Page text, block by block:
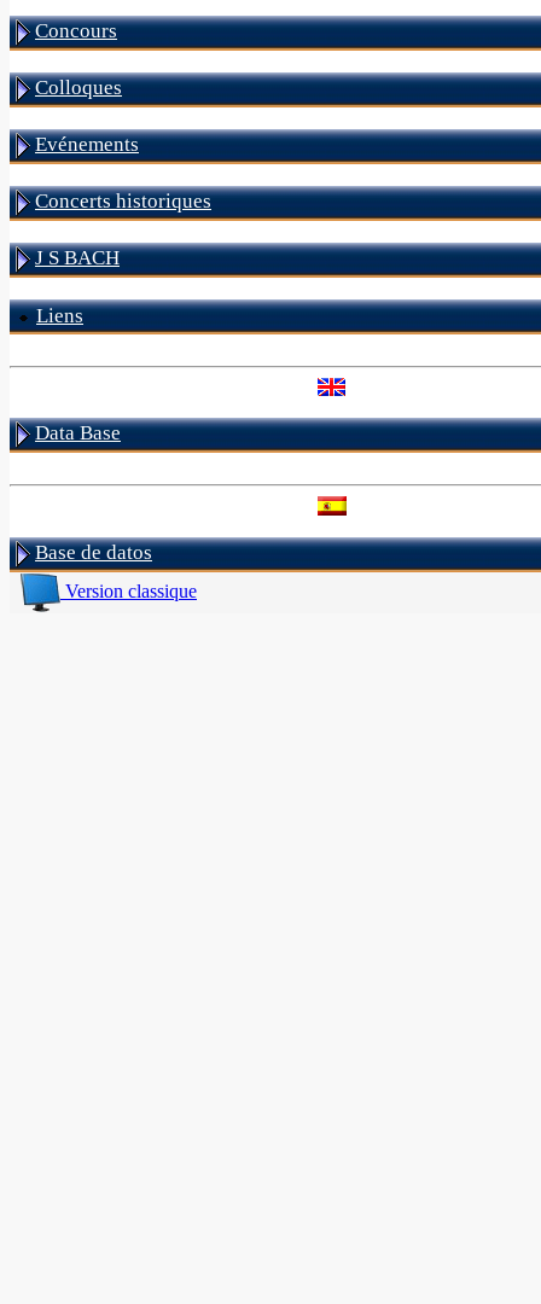
Concours
Colloques
Evénements
Concerts historiques
J S BACH
Liens
Data Base
Base de datos
Version classique